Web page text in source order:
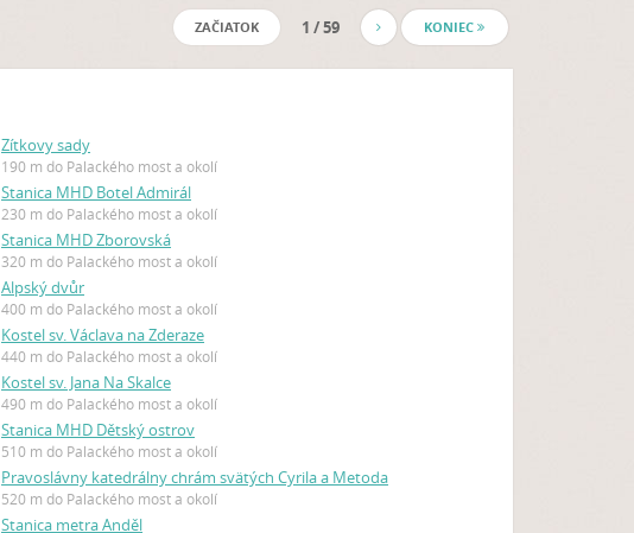
ZAČIATOK 1 / 59 KONIEC
Zítkovy sady
190 m do Palackého most a okolí
Stanica MHD Botel Admirál
230 m do Palackého most a okolí
Stanica MHD Zborovská
320 m do Palackého most a okolí
Alpský dvůr
400 m do Palackého most a okolí
Kostel sv. Václava na Zderaze
440 m do Palackého most a okolí
Kostel sv. Jana Na Skalce
490 m do Palackého most a okolí
Stanica MHD Dětský ostrov
510 m do Palackého most a okolí
Pravoslávny katedrálny chrám svätých Cyrila a Metoda
520 m do Palackého most a okolí
Stanica metra Anděl